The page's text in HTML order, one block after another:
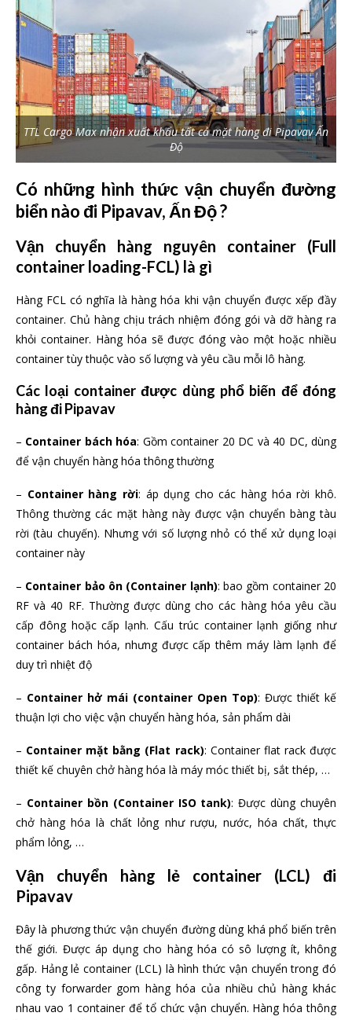
TTL Cargo Max nhận xuất khẩu tất cả mặt hàng đi Pipavav Ấn
Độ
Có những hình thức vận chuyển đường
biển nào đi Pipavav, Ấn Độ ?
Vận chuyển hàng nguyên container (Full
container loading-FCL) là gì
Hàng FCL có nghĩa là hàng hóa khi vận chuyển được xếp đầy
container. Chủ hàng chịu trách nhiệm đóng gói và dỡ hàng ra
khỏi container. Hàng hóa sẽ được đóng vào một hoặc nhiều
container tùy thuộc vào số lượng và yêu cầu mỗi lô hàng.
Các loại container được dùng phổ biến để đóng
hàng đi Pipavav
– Container bách hóa: Gồm container 20 DC và 40 DC, dùng
để vận chuyển hàng hóa thông thường
– Container hàng rời: áp dụng cho các hàng hóa rời khô.
Thông thường các mặt hàng này được vận chuyển bàng tàu
rời (tàu chuyến). Nhưng với số lượng nhỏ có thể xử dụng loại
container này
– Container bảo ôn (Container lạnh): bao gồm container 20
RF và 40 RF. Thường được dùng cho các hàng hóa yêu cầu
cấp đông hoặc cấp lạnh. Cấu trúc container lạnh giống như
container bách hóa, nhưng được cấp thêm máy làm lạnh để
duy trì nhiệt độ
– Container hở mái (container Open Top): Được thiết kế
thuận lợi cho việc vận chuyển hàng hóa, sản phẩm dài
– Container mặt bằng (Flat rack): Container flat rack được
thiết kế chuyên chở hàng hóa là máy móc thiết bị, sắt thép, …
– Container bồn (Container ISO tank): Được dùng chuyên
chở hàng hóa là chất lỏng như rượu, nước, hóa chất, thực
phẩm lỏng, …
Vận chuyển hàng lẻ container (LCL) đi
Pipavav
Đây là phương thức vận chuyển đường dùng khá phổ biến trên
thế giới. Được áp dụng cho hàng hóa có sô lượng ít, không
gấp. Hảng lẻ container (LCL) là hình thức vận chuyển trong đó
công ty forwarder gom hàng hóa của nhiều chủ hàng khác
nhau vao 1 container để tổ chức vận chuyển. Hàng hóa thông